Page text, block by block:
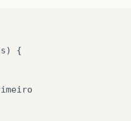
)
{